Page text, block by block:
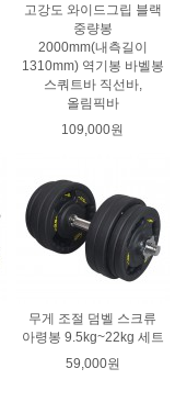
고강도 와이드그립 블랙
중량봉
2000mm(내측길이
1310mm) 역기봉 바벨봉
스쿼트바 직선바,
올림픽바
109,000원
무게 조절 덤벨 스크류
아령봉 9.5kg~22kg 세트
59,000원